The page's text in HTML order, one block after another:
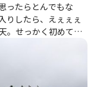
ったらとんでもな
りしたら、えぇぇぇ
。せっかく初めての
山で戻り過ぎて金